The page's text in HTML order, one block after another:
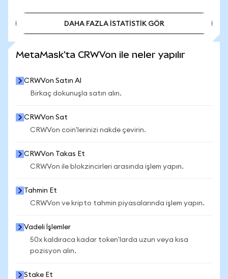
DAHA FAZLA İSTATİSTİK GÖR
MetaMask'ta CRWVon ile neler yapılır
CRWVon Satın Al
Birkaç dokunuşla satın alın.
CRWVon Sat
CRWVon coin'lerinizi nakde çevirin.
CRWVon Takas Et
CRWVon ile blokzincirleri arasında işlem yapın.
Tahmin Et
CRWVon ve kripto tahmin piyasalarında işlem yapın.
Vadeli İşlemler
50x kaldıraca kadar token'larda uzun veya kısa
pozisyon alın.
Stake Et